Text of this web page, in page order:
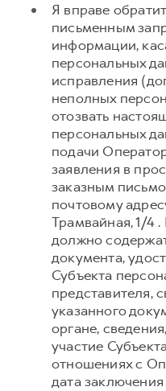
Я вправе
письменным
информации,
персональных
исправления
неполных
отозвать
персональных
подачи
заявления в
заказным
почтовому
Трамвайная, 1/4
должно
документа,
Субъекта
представителя,
указанного
органе,
участие
отношениях с
дата